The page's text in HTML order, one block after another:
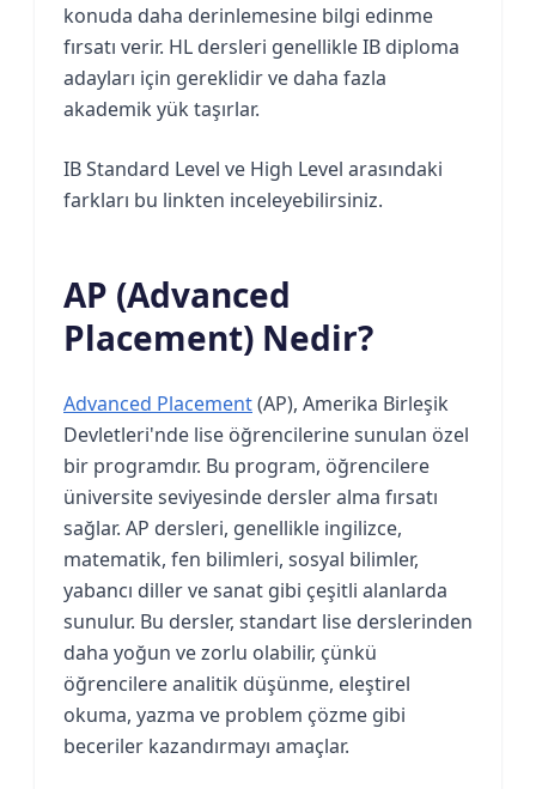
konuda daha derinlemesine bilgi edinme
fırsatı verir. HL dersleri genellikle IB diploma
adayları için gereklidir ve daha fazla
akademik yük taşırlar.
IB Standard Level ve High Level arasındaki
farkları bu linkten inceleyebilirsiniz.
AP (Advanced
Placement) Nedir?
Advanced Placement(AP), Amerika Birleşik
Devletleri'nde lise öğrencilerine sunulan özel
bir programdır. Bu program, öğrencilere
üniversite seviyesinde dersler alma fırsatı
sağlar. AP dersleri, genellikle ingilizce,
matematik, fen bilimleri, sosyal bilimler,
yabancı diller ve sanat gibi çeşitli alanlarda
sunulur. Bu dersler, standart lise derslerinden
daha yoğun ve zorlu olabilir, çünkü
öğrencilere analitik düşünme, eleştirel
okuma, yazma ve problem çözme gibi
beceriler kazandırmayı amaçlar.